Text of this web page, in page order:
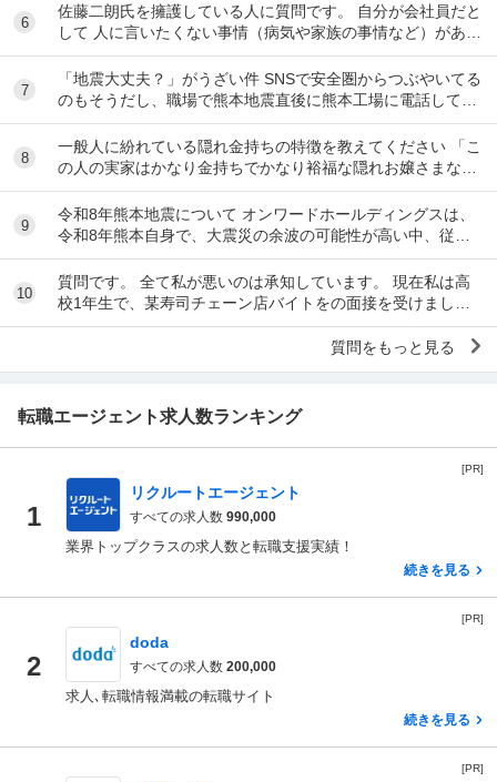
6
佐藤二朗氏を擁護している人に質問です。 自分が会社員だと
して 人に言いたくない事情（病気や家族の事情など）があ
り、上司や総務等に相談した結果、仕事内容を...
7
「地震大丈夫？」がうざい件 SNSで安全圏からつぶやいてる
のもそうだし、職場で熊本地震直後に熊本工場に電話して
「うるさい！今それどころじゃないんだよ！」...
8
一般人に紛れている隠れ金持ちの特徴を教えてください 「こ
の人の実家はかなり金持ちでかなり裕福な隠れお嬢さまなん
だな」とわかる特徴を教えてください 私の...
9
令和8年熊本地震について オンワードホールディングスは、
令和8年熊本自身で、大震災の余波の可能性が高い中、従業
員に売上金の確保（金庫への預け入れ）を優先さ...
10
質問です。 全て私が悪いのは承知しています。 現在私は高
校1年生で、某寿司チェーン店バイトをの面接を受けまし
た。面接をし、その場で採用をもらいました。そし...
質問をもっと見る
転職エージェント求人数ランキング
[PR]
1
リクルートエージェント
すべての求人数 990,000
業界トップクラスの求人数と転職支援実績！
続きを見る
[PR]
2
doda
すべての求人数 200,000
求人､転職情報満載の転職サイト
続きを見る
[PR]